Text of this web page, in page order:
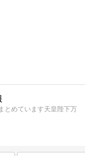
とめています天皇陛下万